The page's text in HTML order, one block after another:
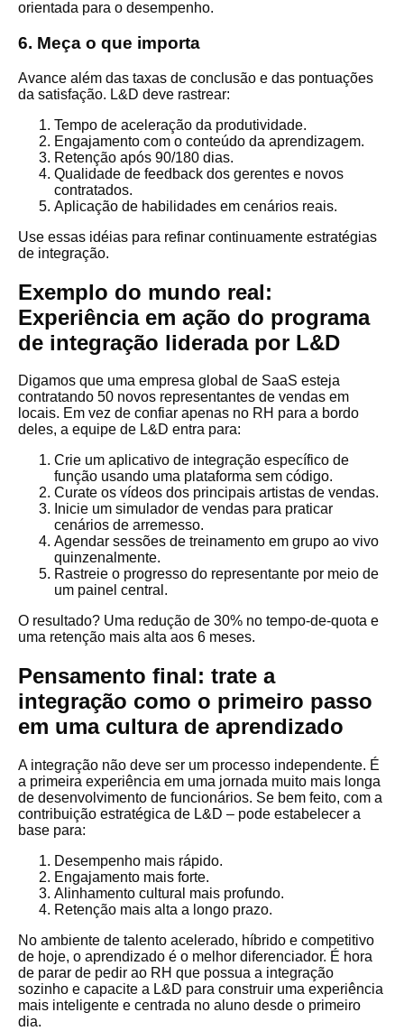
orientada para o desempenho.
6. Meça o que importa
Avance além das taxas de conclusão e das pontuações
da satisfação. L&D deve rastrear:
Tempo de aceleração da produtividade.
Engajamento com o conteúdo da aprendizagem.
Retenção após 90/180 dias.
Qualidade de feedback dos gerentes e novos
contratados.
Aplicação de habilidades em cenários reais.
Use essas idéias para refinar continuamente estratégias
de integração.
Exemplo do mundo real:
Experiência em ação do programa
de integração liderada por L&D
Digamos que uma empresa global de SaaS esteja
contratando 50 novos representantes de vendas em
locais. Em vez de confiar apenas no RH para a bordo
deles, a equipe de L&D entra para:
Crie um aplicativo de integração específico de
função usando uma plataforma sem código.
Curate os vídeos dos principais artistas de vendas.
Inicie um simulador de vendas para praticar
cenários de arremesso.
Agendar sessões de treinamento em grupo ao vivo
quinzenalmente.
Rastreie o progresso do representante por meio de
um painel central.
O resultado? Uma redução de 30% no tempo-de-quota e
uma retenção mais alta aos 6 meses.
Pensamento final: trate a
integração como o primeiro passo
em uma cultura de aprendizado
A integração não deve ser um processo independente. É
a primeira experiência em uma jornada muito mais longa
de desenvolvimento de funcionários. Se bem feito, com a
contribuição estratégica de L&D – pode estabelecer a
base para:
Desempenho mais rápido.
Engajamento mais forte.
Alinhamento cultural mais profundo.
Retenção mais alta a longo prazo.
No ambiente de talento acelerado, híbrido e competitivo
de hoje, o aprendizado é o melhor diferenciador. É hora
de parar de pedir ao RH que possua a integração
sozinho e capacite a L&D para construir uma experiência
mais inteligente e centrada no aluno desde o primeiro
dia.